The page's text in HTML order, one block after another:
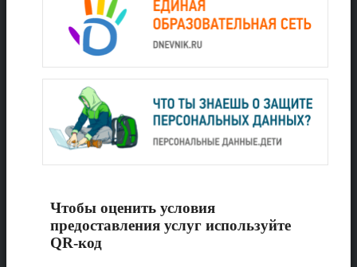
Чтобы оценить условия
предоставления услуг используйте
QR-код